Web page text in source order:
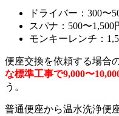
ドライバー：300〜
スパナ：500〜1,500
モンキーレンチ：
便座交換を依頼する場合
な標準工事で9,000〜
う。
普通便座から温水洗浄便